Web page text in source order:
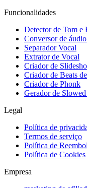
Funcionalidades
Detector de Tom e
Conversor de
Separador Vocal
Extrator de Vocal
Criador de
Criador de Beats
Criador de Phonk
Gerador de
Legal
Política de
Termos de serviço
Política de
Política de Cookies
Empresa